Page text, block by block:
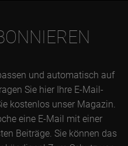
und automatisch auf
Sie hier Ihre E-Mail-
kostenlos unser Magazin.
eine E-Mail mit einer
Beiträge. Sie können das